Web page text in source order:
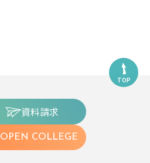
TOP
資料請求
OPEN COLLEGE